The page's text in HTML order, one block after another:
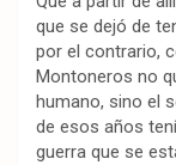
que se dejó de
por el contrario,
Montoneros no
humano, sino el
de esos años
guerra que se